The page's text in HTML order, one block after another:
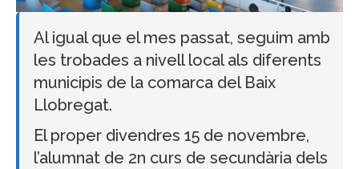
Al igual que el mes passat, seguim amb
les trobades a nivell local als diferents
municipis de la comarca del Baix
Llobregat.
El proper divendres 15 de novembre,
l’alumnat de 2n curs de secundària dels